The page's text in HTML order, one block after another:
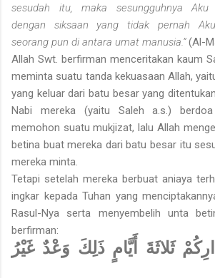
sesudah itu, maka sesungguhnya Aku
dengan siksaan yang tidak pernah
seorang pun di antara umat manusia.”(Al-
Allah Swt. berfirman menceritakan kaum
meminta suatu tanda kekuasaan Allah,
yang keluar dari batu besar yang
Nabi mereka (yaitu Saleh a.s.) berdoa
memohon suatu mukjizat, lalu Allah
betina buat mereka dari batu besar itu
mereka minta.
Tetapi setelah mereka berbuat aniaya
ingkar kepada Tuhan yang
Rasul-Nya serta menyembelih unta
berfirman:
ثَلاثَةَ أَيَّامٍ ذَلِكَ وَعْدٌ غَيْرُ